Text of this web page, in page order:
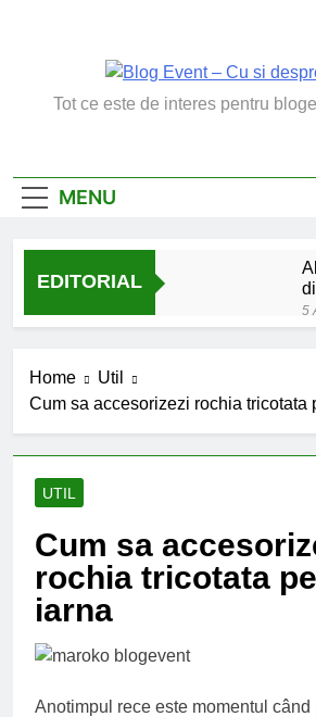
Blog Event
Tot ce este de interes pentru
MENU
EDITORIAL
5
meu
Donald
6 Ani Ago
Home
Util
Cum sa accesorizezi rochia tricotata
UTIL
Cum sa
rochia tricotata
iarna
Anotimpul rece este momentul când